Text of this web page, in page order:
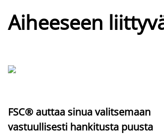
Aiheeseen
FSC® auttaa sinua valitsemaan
vastuullisesti hankitusta puusta